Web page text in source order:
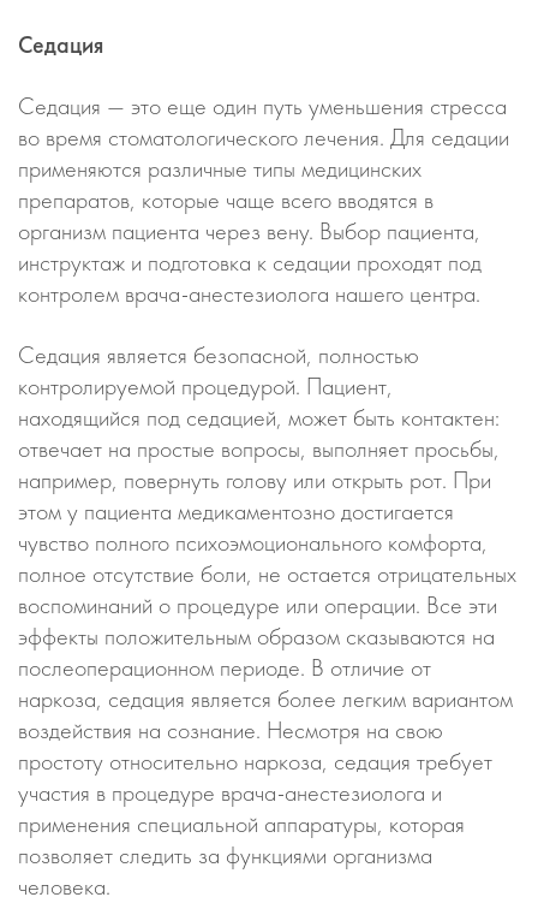
Седация
Седация — это еще один путь уменьшения стресса
во время стоматологического лечения. Для седации
применяются различные типы медицинских
препаратов, которые чаще всего вводятся в
организм пациента через вену. Выбор пациента,
инструктаж и подготовка к седации проходят под
контролем врача-анестезиолога нашего центра.
Седация является безопасной, полностью
контролируемой процедурой. Пациент,
находящийся под седацией, может быть контактен:
отвечает на простые вопросы, выполняет просьбы,
например, повернуть голову или открыть рот. При
этом у пациента медикаментозно достигается
чувство полного психоэмоционального комфорта,
полное отсутствие боли, не остается отрицательных
воспоминаний о процедуре или операции. Все эти
эффекты положительным образом сказываются на
послеоперационном периоде. В отличие от
наркоза, седация является более легким вариантом
воздействия на сознание. Несмотря на свою
простоту относительно наркоза, седация требует
участия в процедуре врача-анестезиолога и
применения специальной аппаратуры, которая
позволяет следить за функциями организма
человека.